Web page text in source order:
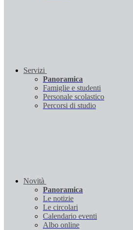
Servizi
Panoramica
Famiglie e studenti
Personale scolastico
Percorsi di studio
Novità
Panoramica
Le notizie
Le circolari
Calendario eventi
Albo online